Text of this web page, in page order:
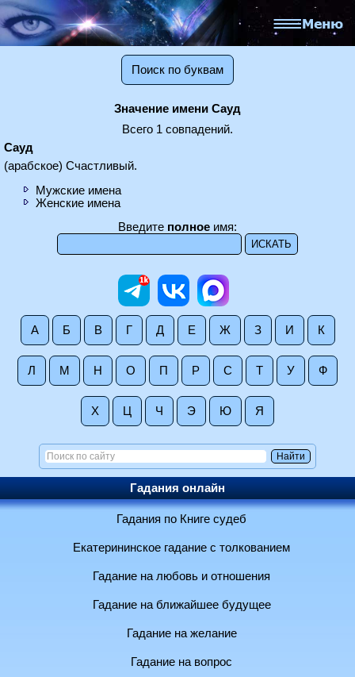
Поиск по буквам
Значение имени Сауд
Всего 1 совпадений.
Сауд
(арабское) Счастливый.
Мужские имена
Женские имена
Введите полное имя:
А Б В Г Д Е Ж З И К
Л М Н О П Р С Т У Ф
Х Ц Ч Э Ю Я
Гадания онлайн
Гадания по Книге судеб
Екатерининское гадание с толкованием
Гадание на любовь и отношения
Гадание на ближайшее будущее
Гадание на желание
Гадание на вопрос